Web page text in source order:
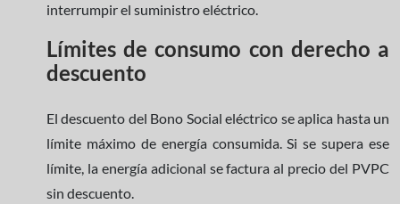
interrumpir el suministro eléctrico.
Límites de consumo con derecho a
descuento
El descuento del Bono Social eléctrico se aplica hasta un
límite máximo de energía consumida. Si se supera ese
límite, la energía adicional se factura al precio del PVPC
sin descuento.